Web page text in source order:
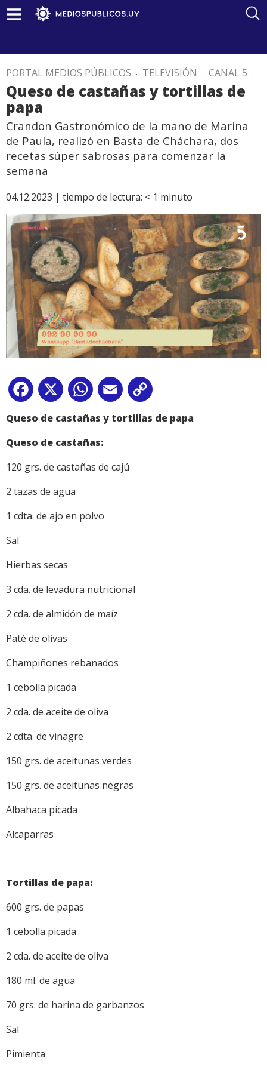
PORTAL MEDIOS PÚBLICOS . TELEVISIÓN . CANAL 5 .
Queso de castañas y tortillas de
papa
Crandon Gastronómico de la mano de Marina
de Paula, realizó en Basta de Cháchara, dos
recetas súper sabrosas para comenzar la
semana
04.12.2023 | tiempo de lectura: < 1 minuto
Facebook
X WhatsApp
Email
Link
Queso de castañas y tortillas de papa
Queso de castañas:
120 grs. de castañas de cajú
2 tazas de agua
1 cdta. de ajo en polvo
Sal
Hierbas secas
3 cda. de levadura nutricional
2 cda. de almidón de maíz
Paté de olivas
Champiñones rebanados
1 cebolla picada
2 cda. de aceite de oliva
2 cdta. de vinagre
150 grs. de aceitunas verdes
150 grs. de aceitunas negras
Albahaca picada
Alcaparras
Tortillas de papa:
600 grs. de papas
1 cebolla picada
2 cda. de aceite de oliva
180 ml. de agua
70 grs. de harina de garbanzos
Sal
Pimienta